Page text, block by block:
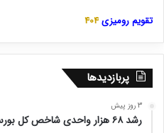
تقویم رومیزی404
پربازدیدها
3 روز پیش
رشد ۶۸ هزار واحدی شاخص کل بورس